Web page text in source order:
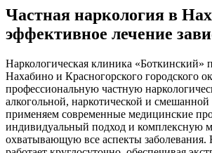
Частная наркология в
эффективное лечение
Наркологическая клиника «Боткинский»
Нахабино и Красногорского городского
профессиональную частную
алкогольной, наркотической и
применяем современные медицинские
индивидуальный подход и комплексную
охватывающую все аспекты заболевания.